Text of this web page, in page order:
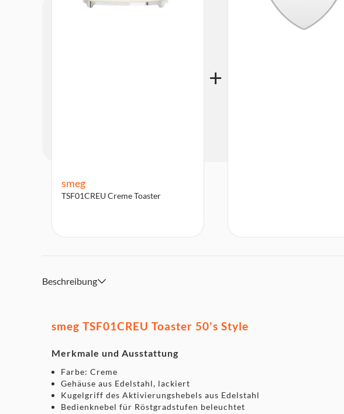
smeg
TSF01CREU Creme Toaster
Beschreibung
smeg TSF01CREU Toaster 50's Style
Merkmale und Ausstattung
Farbe: Creme
Gehäuse aus Edelstahl, lackiert
Kugelgriff des Aktivierungshebels aus Edelstahl
Bedienknebel für Röstgradstufen beleuchtet